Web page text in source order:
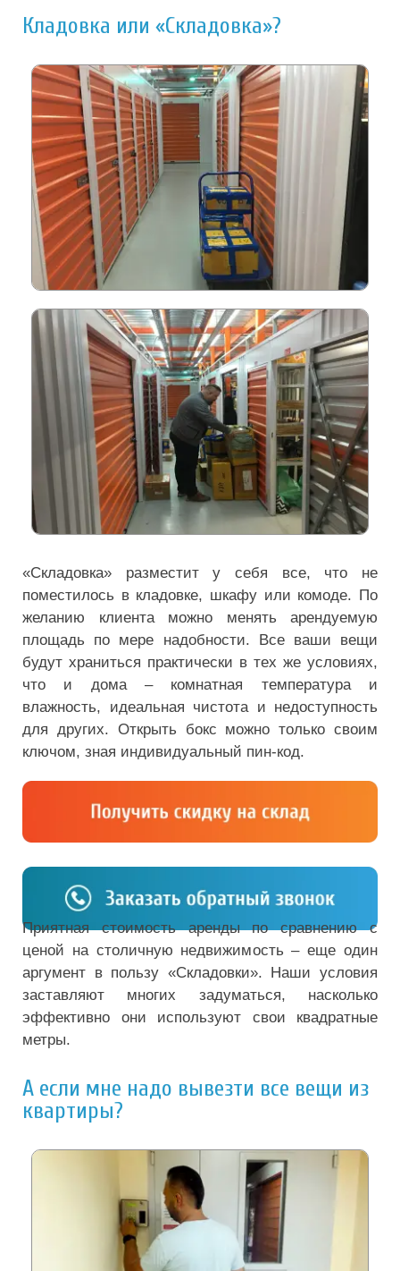
Кладовка или «Складовка»?
«Складовка» разместит у себя все, что не
поместилось в кладовке, шкафу или комоде. По
желанию клиента можно менять арендуемую
площадь по мере надобности. Все ваши вещи
будут храниться практически в тех же условиях,
что и дома – комнатная температура и
влажность, идеальная чистота и недоступность
для других. Открыть бокс можно только своим
ключом, зная индивидуальный пин-код.
Приятная стоимость аренды по сравнению с
ценой на столичную недвижимость – еще один
аргумент в пользу «Складовки». Наши условия
заставляют многих задуматься, насколько
эффективно они используют свои квадратные
метры.
А если мне надо вывезти все вещи из
квартиры?